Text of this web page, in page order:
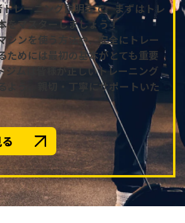
レーニング説明会で、まずはトレ
をマスターしましょう！
シンを使う方法や、安全にトレー
ためには最初の基本がとても重要
ジムは皆様が正しいトレーニング
よう、親切・丁寧にサポートいた